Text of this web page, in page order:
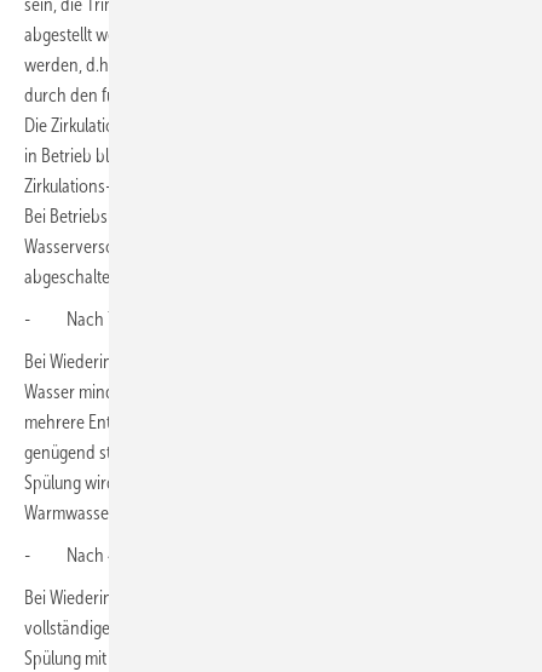
sein, die Trinkwasser-Erwärmung abzuschalten. Wenn die TWE
abgestellt werden soll, muss diese dann jedoch auch kalt ausgespült
werden, d.h. die Warmwasserleitungen sollten nicht erst langsam
durch den für Legionellen günstigen Temperatur-Bereich abkühlen.
Die Zirkulationspumpe sollte während der Spülmaßnahmen trotzdem
in Betrieb bleiben, um auch in der ansonsten stagnierenden
Zirkulations-Leitung ebenfalls für einen Wasseraustausch zu sorgen.
Bei Betriebsunterbrechungen ab 4 Wochen sollte generell die
Wasserversorgung abgesperrt und die Zirkulationspumpe
abgeschaltet werden.
- Nach 7 Tagen Wasser fließen lassen
Bei Wiederinbetriebnahme nach spätestens 7 Tagen genügt es, das
Wasser mindestens 5 Minuten fließen zu lassen. Wichtig ist hierbei,
mehrere Entnahmestellen gleichzeitig zu öffnen, um für eine
genügend starke Durchströmung der Verteil-Leitungen zu sorgen. Die
Spülung wird getrennt sowohl in der Kalt- als auch in der
Warmwasserleitung durchgeführt.
- Nach 4 Wochen Wasser vollständig austauschen
Bei Wiederinbetriebnahme nach maximal 4 Wochen ist ein
vollständiger Wasseraustausch an allen Entnahmestellen durch
Spülung mit Wasser nach DVGW-Arbeitsblatt 557 durchzuführen.